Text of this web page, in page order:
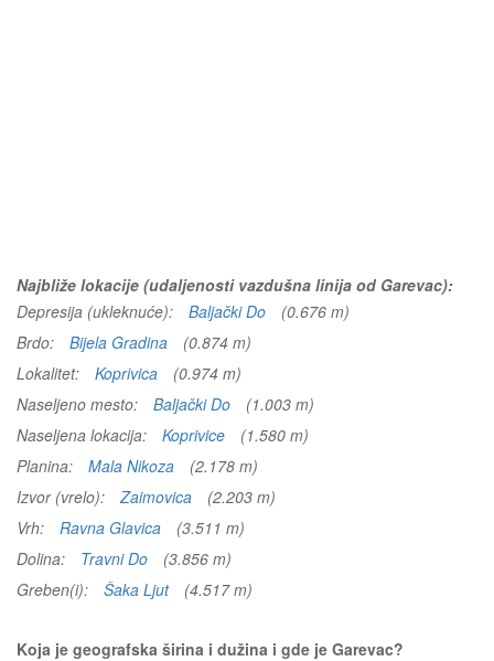
Najbliže lokacije (udaljenosti vazdušna linija od Garevac):
Depresija (ukleknuće):
Baljački Do
(0.676 m)
Brdo:
Bijela Gradina
(0.874 m)
Lokalitet:
Koprivica
(0.974 m)
Naseljeno mesto:
Baljački Do
(1.003 m)
Naseljena lokacija:
Koprivice
(1.580 m)
Planina:
Mala Nikoza
(2.178 m)
Izvor (vrelo):
Zaimovica
(2.203 m)
Vrh:
Ravna Glavica
(3.511 m)
Dolina:
Travni Do
(3.856 m)
Greben(i):
Šaka Ljut (4.517 m)
Koja je geografska širina i dužina i gde je Garevac?